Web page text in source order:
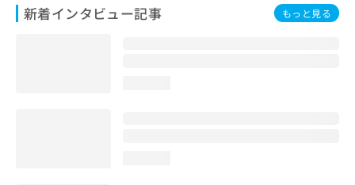
新着インタビュー記事 もっと見る